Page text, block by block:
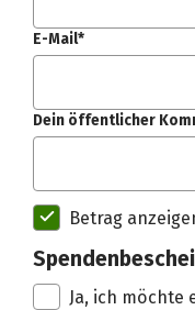
E-Mail*
Dein öffentlicher
Betrag
Ja, ich möchte